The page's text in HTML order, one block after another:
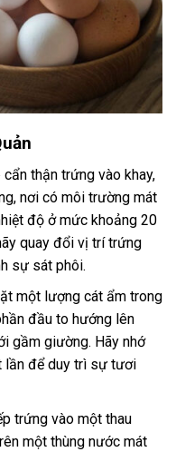
cẩn thận trứng vào khay,
nơi có môi trường mát
độ ở mức khoảng 20
quay đổi vị trí trứng
sự sát phôi.
một lượng cát ẩm trong
đầu to hướng lên
gầm giường. Hãy nhớ
lần để duy trì sự tươi
trứng vào một thau
một thùng nước mát